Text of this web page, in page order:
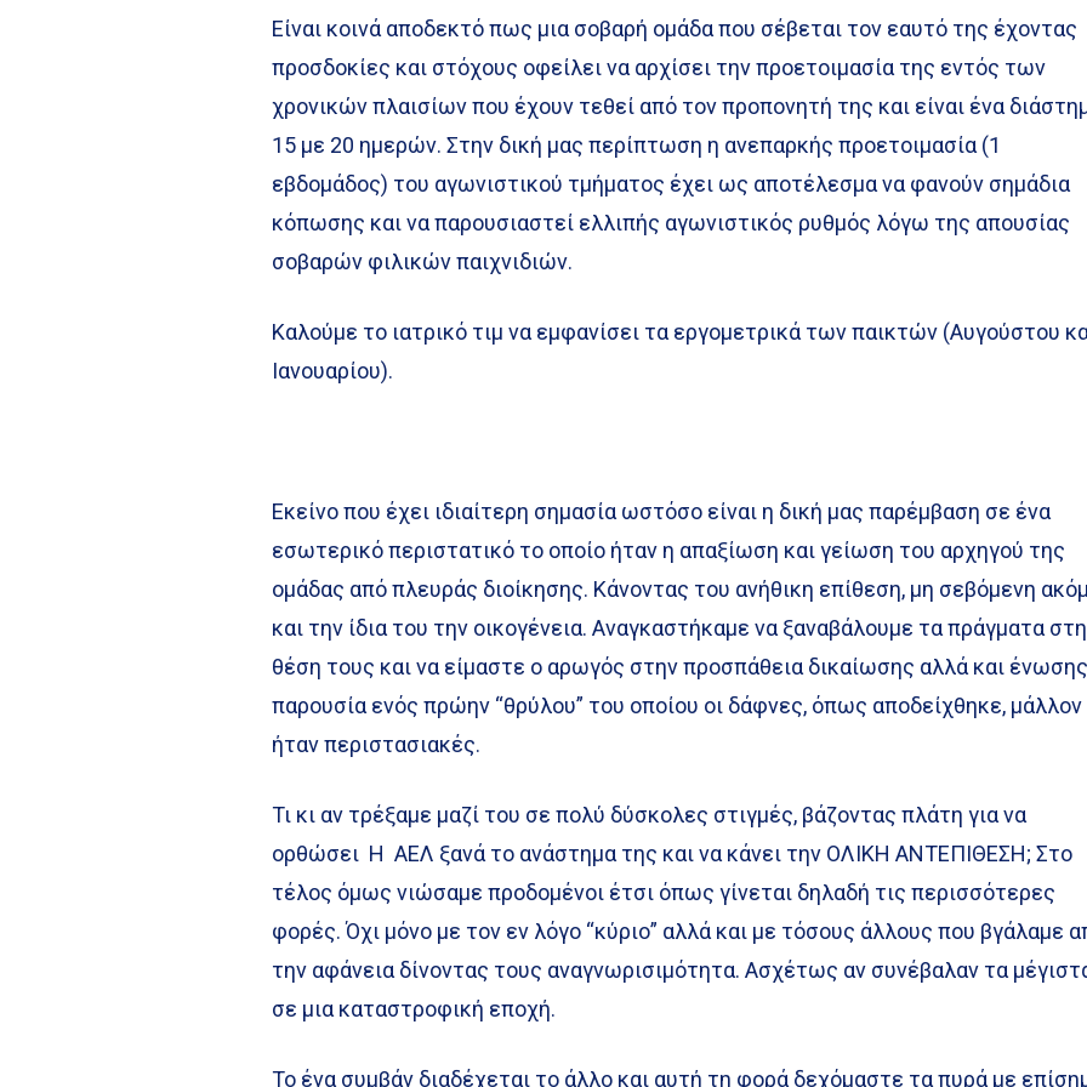
Είναι κοινά αποδεκτό πως μια σοβαρή ομάδα που σέβεται τον εαυτό της έχοντας
προσδοκίες και στόχους οφείλει να αρχίσει την προετοιμασία της εντός των
χρονικών πλαισίων που έχουν τεθεί από τον προπονητή της και είναι ένα
15 με 20 ημερών. Στην δική μας περίπτωση η ανεπαρκής προετοιμασία (1
εβδομάδος) του αγωνιστικού τμήματος έχει ως αποτέλεσμα να φανούν σημάδια
κόπωσης και να παρουσιαστεί ελλιπής αγωνιστικός ρυθμός λόγω της απουσίας
σοβαρών φιλικών παιχνιδιών.
Καλούμε το ιατρικό τιμ να εμφανίσει τα εργομετρικά των παικτών (Αυγούστου
Ιανουαρίου).
Εκείνο που έχει ιδιαίτερη σημασία ωστόσο είναι η δική μας παρέμβαση σε ένα
εσωτερικό περιστατικό το οποίο ήταν η απαξίωση και γείωση του αρχηγού της
ομάδας από πλευράς διοίκησης. Κάνοντας του ανήθικη επίθεση, μη σεβόμενη
και την ίδια του την οικογένεια. Αναγκαστήκαμε να ξαναβάλουμε τα πράγματα στη
θέση τους και να είμαστε ο αρωγός στην προσπάθεια δικαίωσης αλλά και
παρουσία ενός πρώην “θρύλου” του οποίου οι δάφνες, όπως αποδείχθηκε, μάλλον
ήταν περιστασιακές.
Τι κι αν τρέξαμε μαζί του σε πολύ δύσκολες στιγμές, βάζοντας πλάτη για να
ορθώσει Η ΑΕΛ ξανά το ανάστημα της και να κάνει την ΟΛΙΚΗ ΑΝΤΕΠΙΘΕΣΗ; Στο
τέλος όμως νιώσαμε προδομένοι έτσι όπως γίνεται δηλαδή τις περισσότερες
φορές. Όχι μόνο με τον εν λόγο “κύριο” αλλά και με τόσους άλλους που βγάλαμε
την αφάνεια δίνοντας τους αναγνωρισιμότητα. Ασχέτως αν συνέβαλαν τα
σε μια καταστροφική εποχή.
Το ένα συμβάν διαδέχεται το άλλο και αυτή τη φορά δεχόμαστε τα πυρά με